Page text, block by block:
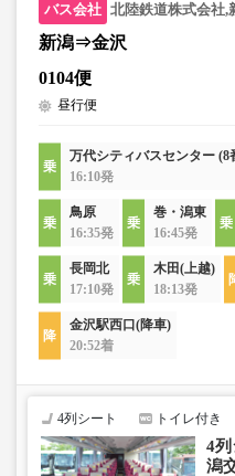
北陸鉄道株式会社,
新潟⇒金沢
0104便
昼行便
万代シティバスセンター (8
16:10発
鳥原
16:35発
巻・潟東
16:45発
長岡北
17:10発
木田(上越)
18:13発
金沢駅西口(降車)
20:52着
4列シート トイレ付き
4
潟